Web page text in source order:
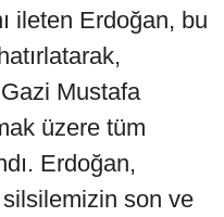
ileten Erdoğan, bu
Mustafa
üzere tüm
Erdoğan,
silsilemizin son ve